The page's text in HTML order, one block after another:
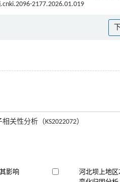
2177.2026.01.019
性分析（KS2022072）